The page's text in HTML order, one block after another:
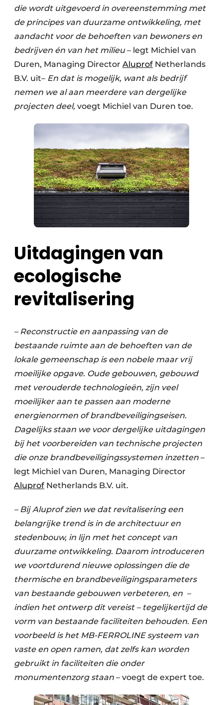
die wordt uitgevoerd in overeenstemming met
de principes van duurzame ontwikkeling, met
aandacht voor de behoeften van bewoners en
bedrijven én van het milieu– legt Michiel van
Duren, Managing Director Aluprof Netherlands
B.V. uit­– En dat is mogelijk, want als bedrijf
nemen we al aan meerdere van dergelijke
projecten deel, voegt Michiel van Duren toe.
Uitdagingen van
ecologische
revitalisering
­– Reconstructie en aanpassing van de
bestaande ruimte aan de behoeften van de
lokale gemeenschap is een nobele maar vrij
moeilijke opgave. Oude gebouwen, gebouwd
met verouderde technologieën, zijn veel
moeilijker aan te passen aan moderne
energienormen of brandbeveiligingseisen.
Dagelijks staan we voor dergelijke uitdagingen
bij het voorbereiden van technische projecten
die onze brandbeveiligingssystemen inzetten –
legt Michiel van Duren, Managing Director
Aluprof Netherlands B.V. uit.
– Bij Aluprof zien we dat revitalisering een
belangrijke trend is in de architectuur en
stedenbouw, in lijn met het concept van
duurzame ontwikkeling. Daarom introduceren
we voortdurend nieuwe oplossingen die de
thermische en brandbeveiligingsparameters
van bestaande gebouwen verbeteren, en –
indien het ontwerp dit vereist – tegelijkertijd de
vorm van bestaande faciliteiten behouden. Een
voorbeeld is het MB-FERROLINE systeem van
vaste en open ramen, dat zelfs kan worden
gebruikt in faciliteiten die onder
monumentenzorg staan – voegt de expert toe.